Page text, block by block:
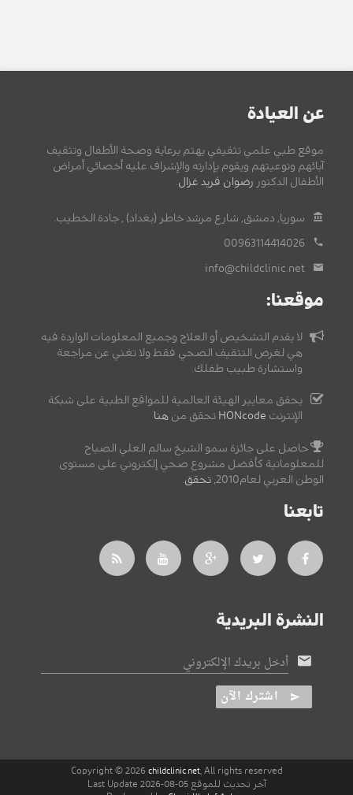
عن العيادة
موقع طبي علمي تثقيفي يهتم برعاية وصحة الأطفال وتثقيف
آبائهم وتوعيتهم ويقوم بإدارته والإشراف عليه أخصائي أمراض
الأطفال الدكتور رضوان فريد غزال.
سوريا, دمشق, شارع مرشد خاطر (بغداد) , جادة الخطيب.
00963114414026
info@childclinic.net
موقعنا:
لا يقدم التشخيص أو العلاج وجميع المعلومات الواردة فيه
هي لغرض التثقيف الصحي فقط ولا تغني عن مراجعة
واستشارة طبيب طفلك.
يحقق معايير الهيئة العالمية للمواقع الطبية على شبكة
الإنترنت HONcode تحقق من هنا
حاصل على جائزة سمو الشيخ سالم العلي الصباح
للمعلوماتية كأفضل مشروع صحي إلكتروني على مستوى
الوطن العربي لعام2010,
تحقق.
تابعنا
النشرة البريدية
أدخل بريدك الإلكتروني
اشترك الآن
Copyright © 2026 childclinic.net, All rights reserved
آخر تحديث للموقع 05-08-2026 Last Update